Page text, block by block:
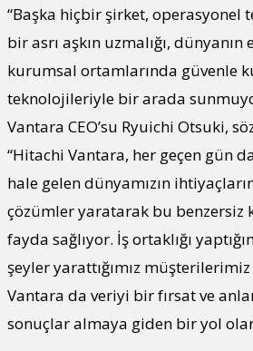
“Başka hiçbir şirket, operasyonel
bir asrı aşkın uzmalığı,
kurumsal ortamlarında güvenle
teknolojileriyle bir arada
Vantara CEO’su Ryuichi Otsuki,
“Hitachi Vantara, her geçen gün
hale gelen dünyamızın
çözümler yaratarak bu benzersiz
fayda sağlıyor. İş ortaklığı
şeyler yarattığımız
Vantara da veriyi bir fırsat ve
sonuçlar almaya giden bir yol